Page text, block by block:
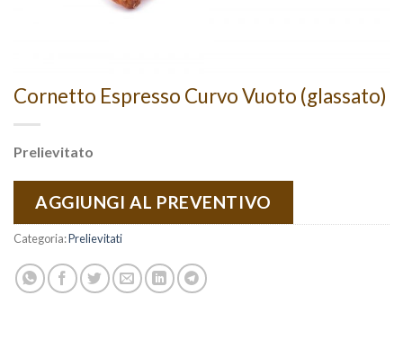
Cornetto Espresso Curvo Vuoto (glassato)
Prelievitato
AGGIUNGI AL PREVENTIVO
Categoria:Prelievitati